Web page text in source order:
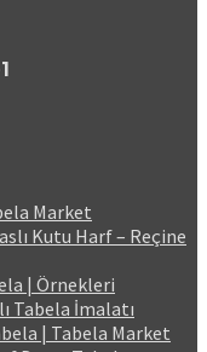
Market
Kutu Harf – Reçine
| Örnekleri
Tabela İmalatı
| Tabela Market